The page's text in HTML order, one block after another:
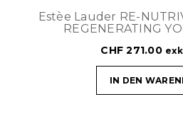
Estèe Lauder RE-
REGENERATING
CHF 271.00
IN DEN